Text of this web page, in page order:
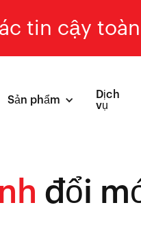
tin cậy
Sản phẩm
Dịch
vụ
đổi